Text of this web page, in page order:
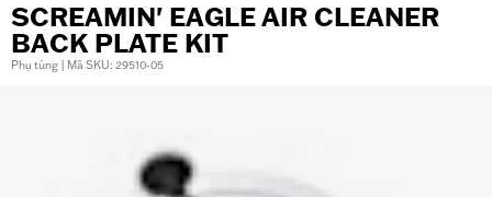
SCREAMIN' EAGLE AIR CLEANER
BACK PLATE KIT
Phụ tùng | Mã SKU: 29510-05